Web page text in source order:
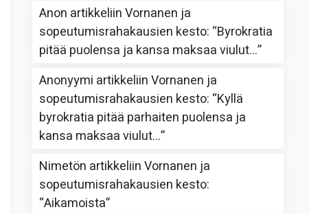
Anon artikkeliinVornanen ja
sopeutumisrahakausien kesto: “Byrokratia
pitää puolensa ja kansa maksaa viulut…”
Anonyymi artikkeliinVornanen ja
sopeutumisrahakausien kesto: “Kyllä
byrokratia pitää parhaiten puolensa ja
kansa maksaa viulut…”
Nimetön artikkeliinVornanen ja
sopeutumisrahakausien kesto:
“Aikamoista”